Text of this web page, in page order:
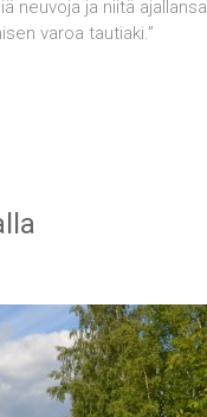
neuvoja ja niitä ajallansa
varoa tautiaki.”